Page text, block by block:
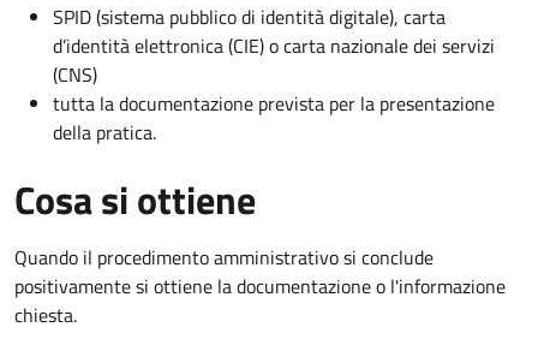
SPID (sistema pubblico di identità digitale), carta
d’identità elettronica (CIE) o carta nazionale dei servizi
(CNS)
tutta la documentazione prevista per la presentazione
della pratica.
Cosa si ottiene
Quando il procedimento amministrativo si conclude
positivamente si ottiene la documentazione o l'informazione
chiesta.